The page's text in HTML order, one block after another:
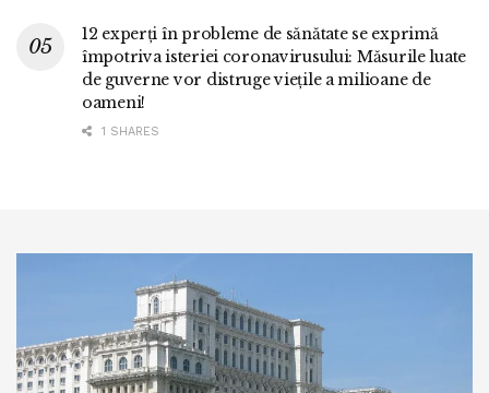
12 experți în probleme de sănătate se exprimă
împotriva isteriei coronavirusului: Măsurile luate
de guverne vor distruge viețile a milioane de
oameni!
1 SHARES